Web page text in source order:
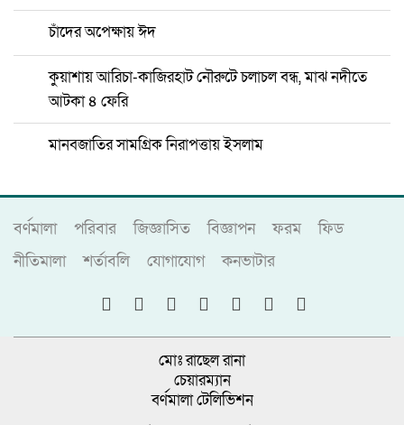
চাঁদের অপেক্ষায় ঈদ
কুয়াশায় আরিচা-কাজিরহাট নৌরুটে চলাচল বন্ধ, মাঝ নদীতে
আটকা ৪ ফেরি
মানবজাতির সামগ্রিক নিরাপত্তায় ইসলাম
বর্ণমালা পরিবার জিজ্ঞাসিত বিজ্ঞাপন ফরম
ফিড
নীতিমালা
শর্তাবলি যোগাযোগ কনভাটার
মোঃ রাছেল রানা
চেয়ারম্যান
বর্ণমালা টেলিভিশন